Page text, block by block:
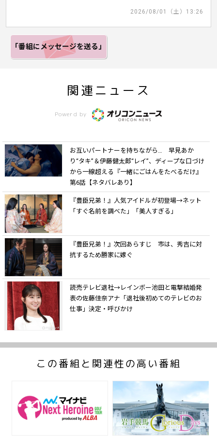
2026/08/01（土）13:26
「番組にメッセージを送る」
関連ニュース
Powerd by
お互いパートナーを持ちながら… 早見あか
り“タキ”＆伊藤健太郎“レイ”、ディープな口づけ
から一線超える『一緒にごはんをたべるだけ』
第6話【ネタバレあり】
『豊臣兄弟！』人気アイドルが初登場→ネット
「すぐ名前を調べた」「美人すぎる」
『豊臣兄弟！』次回あらすじ 市は、秀吉に対
抗するため勝家に嫁ぐ
読売テレビ退社→レインボー池田と電撃結婚発
表の佐藤佳奈アナ「退社後初めてのテレビのお
仕事」決定・呼びかけ
この番組と関連性の高い番組